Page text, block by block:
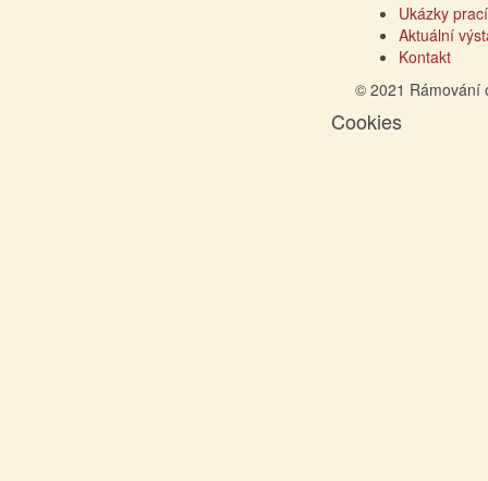
Ukázky prací
Aktuální
Kontakt
© 2021 Rámování
Cookies